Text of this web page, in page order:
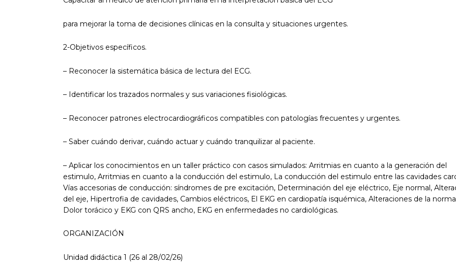
para mejorar la toma de decisiones clínicas en la consulta y situaciones urgentes.
2-Objetivos específicos.
– Reconocer la sistemática básica de lectura del ECG.
– Identificar los trazados normales y sus variaciones fisiológicas.
– Reconocer patrones electrocardiográficos compatibles con patologías frecuentes y urgentes.
– Saber cuándo derivar, cuándo actuar y cuándo tranquilizar al paciente.
– Aplicar los conocimientos en un taller práctico con casos simulados: Arritmias en cuanto a la generación del
estimulo, Arritmias en cuanto a la conducción del estimulo, La conducción del estimulo entre las cavidades
Vías accesorias de conducción: síndromes de pre excitación, Determinación del eje eléctrico, Eje normal,
del eje, Hipertrofia de cavidades, Cambios eléctricos, El EKG en cardiopatía isquémica, Alteraciones de la
Dolor torácico y EKG con QRS ancho, EKG en enfermedades no cardiológicas.
ORGANIZACIÓN
Unidad didáctica 1 (26 al 28/02/26)